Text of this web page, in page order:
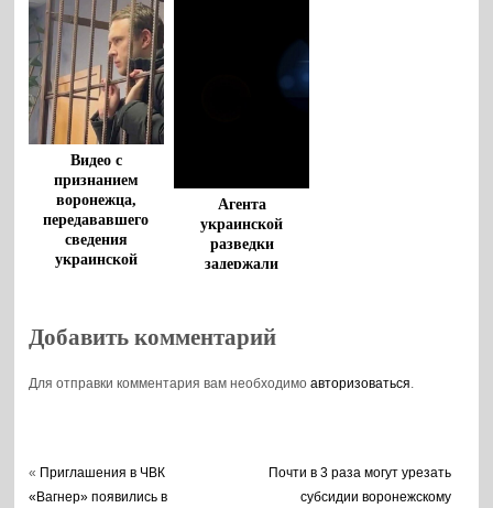
Воронежем с
состоянием 1,4
млрд долларов
Видео с
признанием
воронежца,
передававшего
сведения
украинской
Агента
украинской
разведки
задержали
Добавить комментарий
Для отправки комментария вам необходимоавторизоваться
« Приглашения в ЧВК
«Вагнер» появились в
Почти в 3 раза могут урезать
субсидии воронежскому